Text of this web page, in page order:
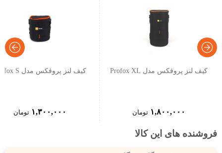
کیف لنز پروفکس مدل Profox XL
۱,۸۰۰,۰۰۰ تومان
کیف لنز پروفکس مدل Profox S
۱,۳۰۰,۰۰۰ تومان
فروشنده های این کالا